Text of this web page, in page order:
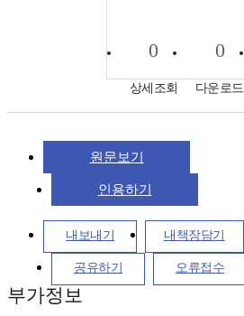
0
상세조회
0
다운로드
원문보기
인용하기
내보내기 내책장담기
공유하기 오류접수
부가정보